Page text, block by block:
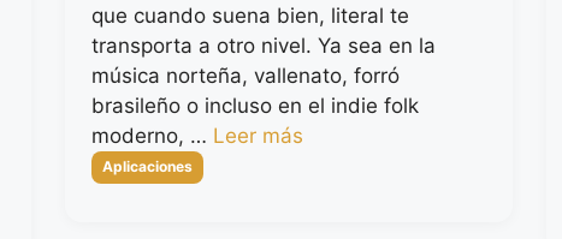
que cuando suena bien, literal te
transporta a otro nivel. Ya sea en la
música norteña, vallenato, forró
brasileño o incluso en el indie folk
moderno, … Leer más
Categorías
Aplicaciones